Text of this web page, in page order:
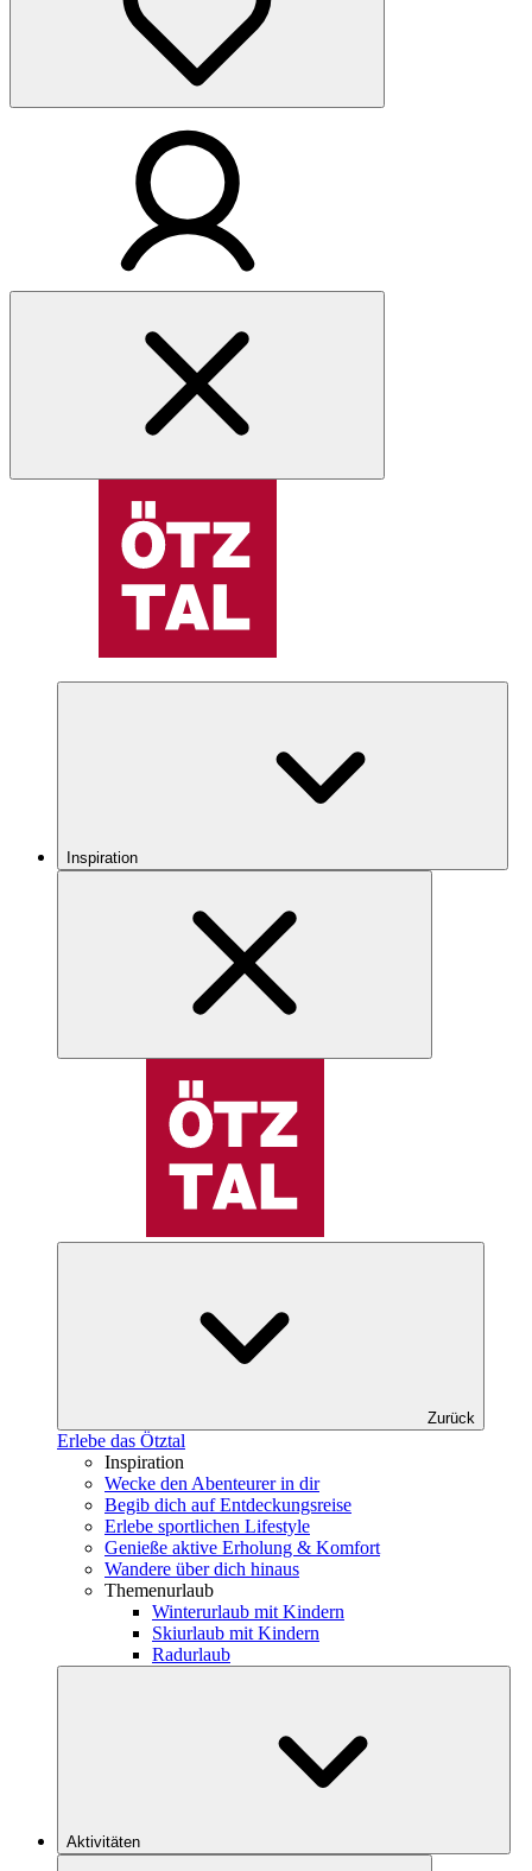
Inspiration
Zurück
Erlebe das Ötztal
Inspiration
Wecke den Abenteurer in dir
Begib dich auf Entdeckungsreise
Erlebe sportlichen Lifestyle
Genieße aktive Erholung & Komfort
Wandere über dich hinaus
Themenurlaub
Winterurlaub mit Kindern
Skiurlaub mit Kindern
Radurlaub
Aktivitäten